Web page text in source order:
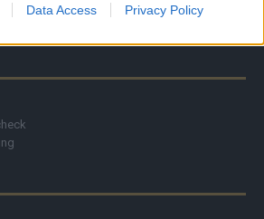
Data Access Privacy Policy